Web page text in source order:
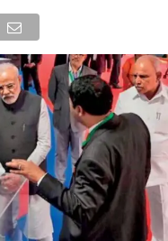
चमोलीटिहरी गढ़वाल
रुद्रप्रयाग हरिद्वारदेशदुनिया